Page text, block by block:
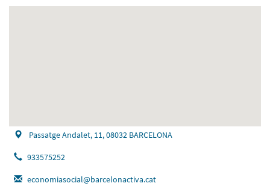
Passatge Andalet, 11, 08032 BARCELONA
933575252
economiasocial@barcelonactiva.cat